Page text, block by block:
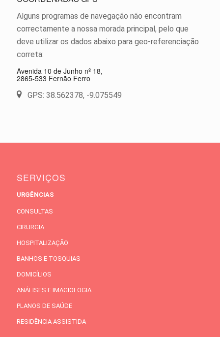
Alguns programas de navegação não encontram
correctamente a nossa morada principal, pelo que
deve utilizar os dados abaixo para geo-referenciação
correta:
Avenida 10 de Junho nº 18,
2865-533 Fernão Ferro
GPS: 38.562378, -9.075549
SERVIÇOS
URGÊNCIAS
CONSULTAS
CIRURGIA
HOSPITALIZAÇÃO
BANHOS E TOSQUIAS
DOMICÍLIOS
ANÁLISES E IMAGIOLOGIA
PLANOS DE SAÚDE
RESIDÊNCIA ASSISTIDA